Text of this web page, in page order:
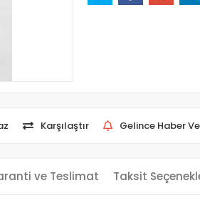
Karşılaştır Gelince Haber
ve Teslimat Taksit